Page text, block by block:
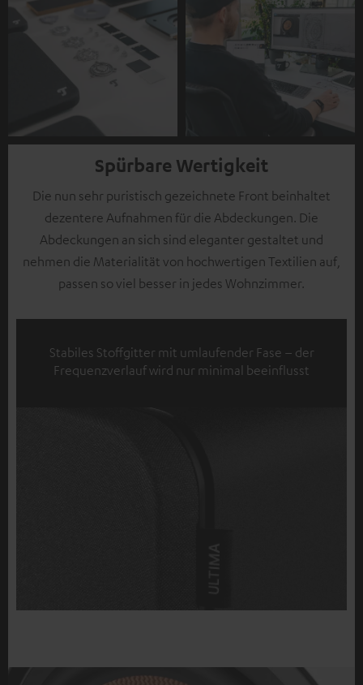
Spürbare Wertigkeit
Die nun sehr puristisch gezeichnete Front beinhaltet
dezentere Aufnahmen für die Abdeckungen. Die
Abdeckungen an sich sind eleganter gestaltet und
nehmen die Materialität von hochwertigen Textilien auf,
passen so viel besser in jedes Wohnzimmer.
Stabiles Stoffgitter mit umlaufender Fase – der
Frequenzverlauf wird nur minimal beeinflusst